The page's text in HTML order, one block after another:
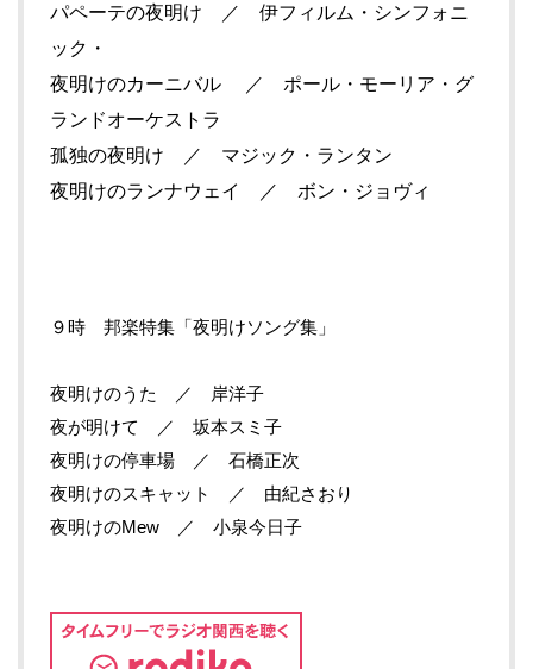
パペーテの夜明け ／ 伊フィルム・シンフォニ
ック・
夜明けのカーニバル ／ ポール・モーリア・グ
ランドオーケストラ
孤独の夜明け ／ マジック・ランタン
夜明けのランナウェイ ／ ボン・ジョヴィ
９時 邦楽特集「夜明けソング集」
夜明けのうた ／ 岸洋子
夜が明けて ／ 坂本スミ子
夜明けの停車場 ／ 石橋正次
夜明けのスキャット ／ 由紀さおり
夜明けのMew ／ 小泉今日子